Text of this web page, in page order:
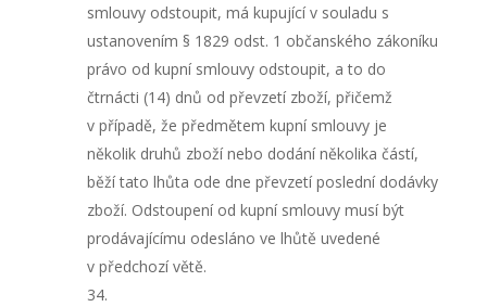
smlouvy odstoupit, má kupující v souladu s
ustanovením § 1829 odst. 1 občanského zákoníku
právo od kupní smlouvy odstoupit, a to do
čtrnácti (14) dnů od převzetí zboží, přičemž
v případě, že předmětem kupní smlouvy je
několik druhů zboží nebo dodání několika částí,
běží tato lhůta ode dne převzetí poslední dodávky
zboží. Odstoupení od kupní smlouvy musí být
prodávajícímu odesláno ve lhůtě uvedené
v předchozí větě.